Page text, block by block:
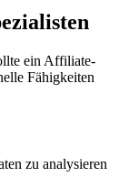
ein Affiliate-
Fähigkeiten
zu analysieren